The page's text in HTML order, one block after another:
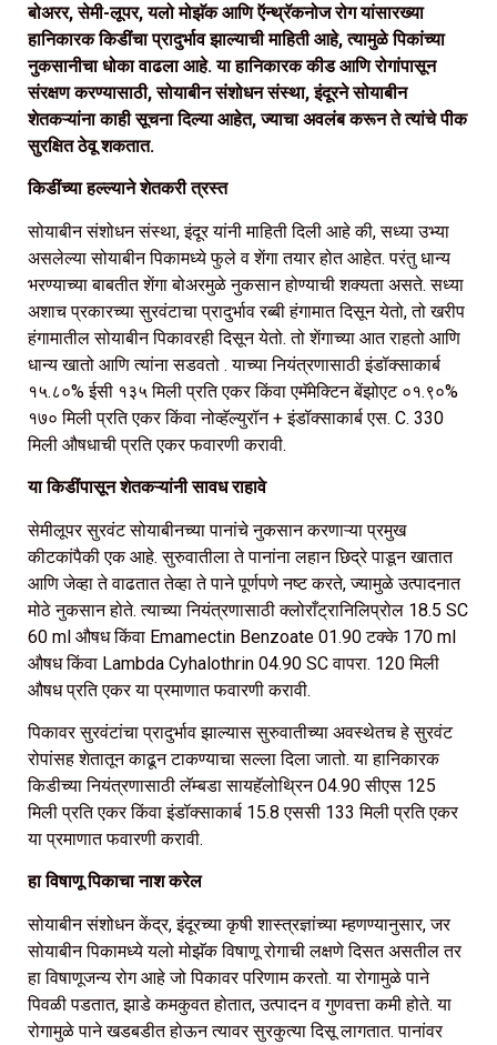
बोअरर, सेमी-लूपर, यलो मोझॅक आणि ऍन्थ्रॅकनोज रोग यांसारख्या
हानिकारक किडींचा प्रादुर्भाव झाल्याची माहिती आहे, त्यामुळे पिकांच्या
नुकसानीचा धोका वाढला आहे. या हानिकारक कीड आणि रोगांपासून
संरक्षण करण्यासाठी, सोयाबीन संशोधन संस्था, इंदूरने सोयाबीन
शेतकऱ्यांना काही सूचना दिल्या आहेत, ज्याचा अवलंब करून ते त्यांचे पीक
सुरक्षित ठेवू शकतात.
किडींच्या हल्ल्याने शेतकरी त्रस्त
सोयाबीन संशोधन संस्था, इंदूर यांनी माहिती दिली आहे की, सध्या उभ्या
असलेल्या सोयाबीन पिकामध्ये फुले व शेंगा तयार होत आहेत. परंतु धान्य
भरण्याच्या बाबतीत शेंगा बोअरमुळे नुकसान होण्याची शक्यता असते. सध्या
अशाच प्रकारच्या सुरवंटाचा प्रादुर्भाव रब्बी हंगामात दिसून येतो, तो खरीप
हंगामातील सोयाबीन पिकावरही दिसून येतो. तो शेंगाच्या आत राहतो आणि
धान्य खातो आणि त्यांना सडवतो . याच्या नियंत्रणासाठी इंडॉक्साकार्ब
१५.८०% ईसी १३५ मिली प्रति एकर किंवा एमॅमेक्टिन बेंझोएट ०१.९०%
१७० मिली प्रति एकर किंवा नोव्हॅल्युरॉन + इंडॉक्साकार्ब एस. C. 330
मिली औषधाची प्रति एकर फवारणी करावी.
या किडींपासून शेतकऱ्यांनी सावध राहावे
सेमीलूपर सुरवंट सोयाबीनच्या पानांचे नुकसान करणाऱ्या प्रमुख
कीटकांपैकी एक आहे. सुरुवातीला ते पानांना लहान छिद्रे पाडून खातात
आणि जेव्हा ते वाढतात तेव्हा ते पाने पूर्णपणे नष्ट करते, ज्यामुळे उत्पादनात
मोठे नुकसान होते. त्याच्या नियंत्रणासाठी क्लोराँट्रानिलिप्रोल 18.5 SC
60 ml औषध किंवा Emamectin Benzoate 01.90 टक्के 170 ml
औषध किंवा Lambda Cyhalothrin 04.90 SC वापरा. 120 मिली
औषध प्रति एकर या प्रमाणात फवारणी करावी.
पिकावर सुरवंटांचा प्रादुर्भाव झाल्यास सुरुवातीच्या अवस्थेतच हे सुरवंट
रोपांसह शेतातून काढून टाकण्याचा सल्ला दिला जातो. या हानिकारक
किडीच्या नियंत्रणासाठी लॅम्बडा सायहॅलोथ्रिन 04.90 सीएस 125
मिली प्रति एकर किंवा इंडॉक्साकार्ब 15.8 एससी 133 मिली प्रति एकर
या प्रमाणात फवारणी करावी.
हा विषाणू पिकाचा नाश करेल
सोयाबीन संशोधन केंद्र, इंदूरच्या कृषी शास्त्रज्ञांच्या म्हणण्यानुसार, जर
सोयाबीन पिकामध्ये यलो मोझॅक विषाणू रोगाची लक्षणे दिसत असतील तर
हा विषाणूजन्य रोग आहे जो पिकावर परिणाम करतो. या रोगामुळे पाने
पिवळी पडतात, झाडे कमकुवत होतात, उत्पादन व गुणवत्ता कमी होते. या
रोगामुळे पाने खडबडीत होऊन त्यावर सुरकुत्या दिसू लागतात. पानांवर